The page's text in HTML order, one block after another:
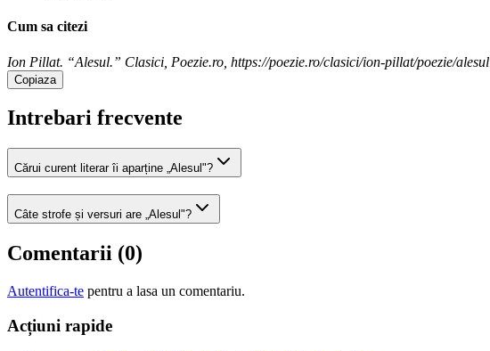
Cum sa citezi
Ion Pillat. “Alesul.” Clasici, Poezie.ro, https://poezie.ro/clasici/ion-pillat/poezie/alesul
Copiaza
Intrebari frecvente
Cărui curent literar îi aparține „Alesul"?
Câte strofe și versuri are „Alesul"?
Comentarii (0)
Autentifica-te pentru a lasa un comentariu.
Acțiuni rapide